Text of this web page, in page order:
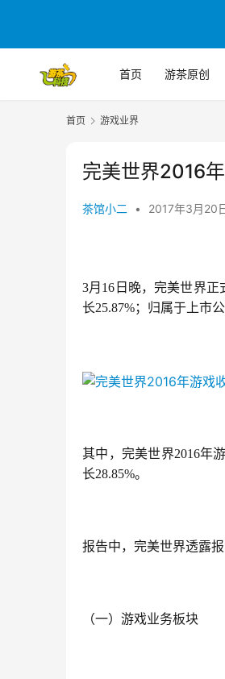
首页 游茶原创
首页 游戏业界
完美世界2016
茶馆小二 • 2017年3月20
3月16日晚，完美世界正
长25.87%；归属于上市
其中，完美世界2016年
长28.85%。
报告中，完美世界透露
（一）游戏业务板块